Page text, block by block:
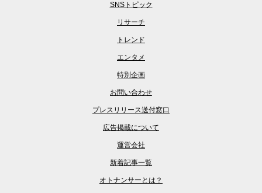
SNSトピック
リサーチ
トレンド
エンタメ
特別企画
お問い合わせ
プレスリリース送付窓口
広告掲載について
運営会社
新着記事一覧
オトナンサーとは？